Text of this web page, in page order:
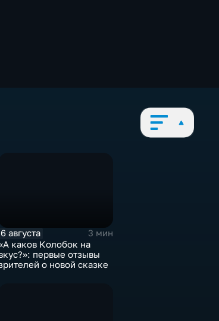
6 августа
3 мин
каков Колобок на
первые отзывы
о новой сказке